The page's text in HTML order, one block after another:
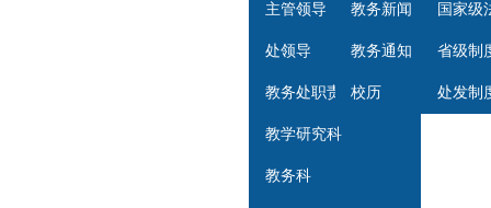
主管领导
处领导
教务处职责
教学研究科
教务科
教务新闻
教务通知
校历
国家级
省级制
处发制